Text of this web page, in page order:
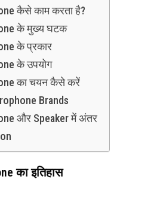
कैसे काम करता है?
के मुख्य घटक
के प्रकार
के उपयोग
का चयन कैसे करें
Brands
और Speaker में अंतर
का इतिहास